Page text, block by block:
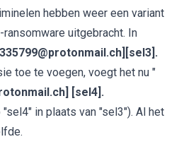
hebben weer een variant
uitgebracht. In
toe te voegen, voegt het nu "
[sel4].
in plaats van "sel3"). Al het